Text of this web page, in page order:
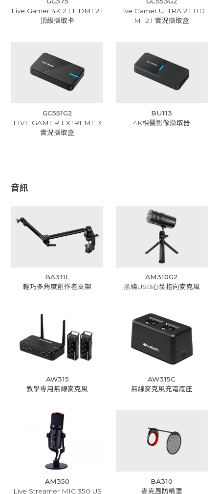
Live Gamer 4K 2.1 HDMI 2.1
頂級擷取卡
Live Gamer ULTRA 2.1 HD
MI 2.1 實況擷取盒
GC551G2
LIVE GAMER EXTREME 3
實況擷取盒
BU113
4K相機影像擷取器
音訊
BA311L
輕巧多角度創作者支架
AM310G2
黑鳩USB心型指向麥克風
AW315
教學專用無線麥克風
AW315C
無線麥克風充電底座
AM350
Live Streamer MIC 350 US
BA310
麥克風防噴罩